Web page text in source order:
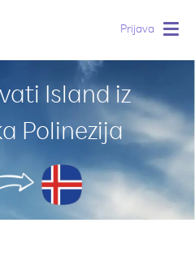
Prijava
Island iz
Polinezija